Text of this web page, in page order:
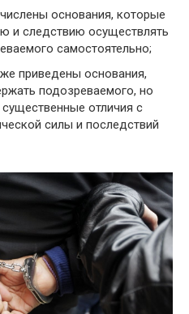
основания, которые
и следствию осуществлять
самостоятельно;
приведены основания,
подозреваемого, но
отличия с
силы и последствий